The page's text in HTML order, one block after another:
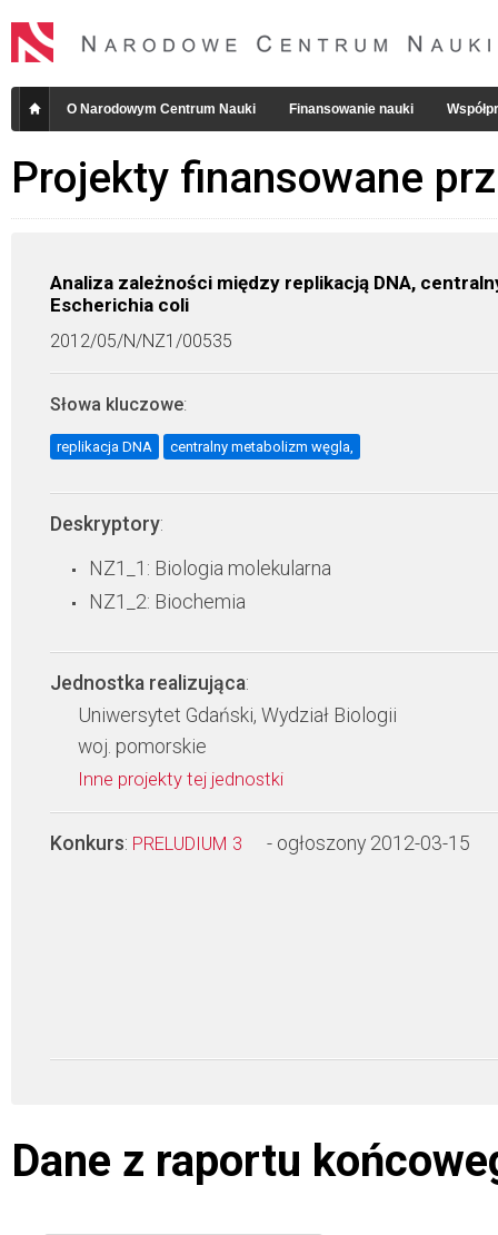
O Narodowym Centrum Nauki Finansowanie nauki
Projekty finansowane
Analiza zależności między replikacją DNA,
Escherichia coli
2012/05/N/NZ1/00535
Słowa kluczowe:
replikacja DNA centralny metabolizm węgla,
Deskryptory:
NZ1_1: Biologia molekularna
NZ1_2: Biochemia
Jednostka realizująca:
Uniwersytet Gdański, Wydział Biologii
woj. pomorskie
Inne projekty tej jednostki
Konkurs: PRELUDIUM 3 - ogłoszony 2012-03-15
Dane z raportu